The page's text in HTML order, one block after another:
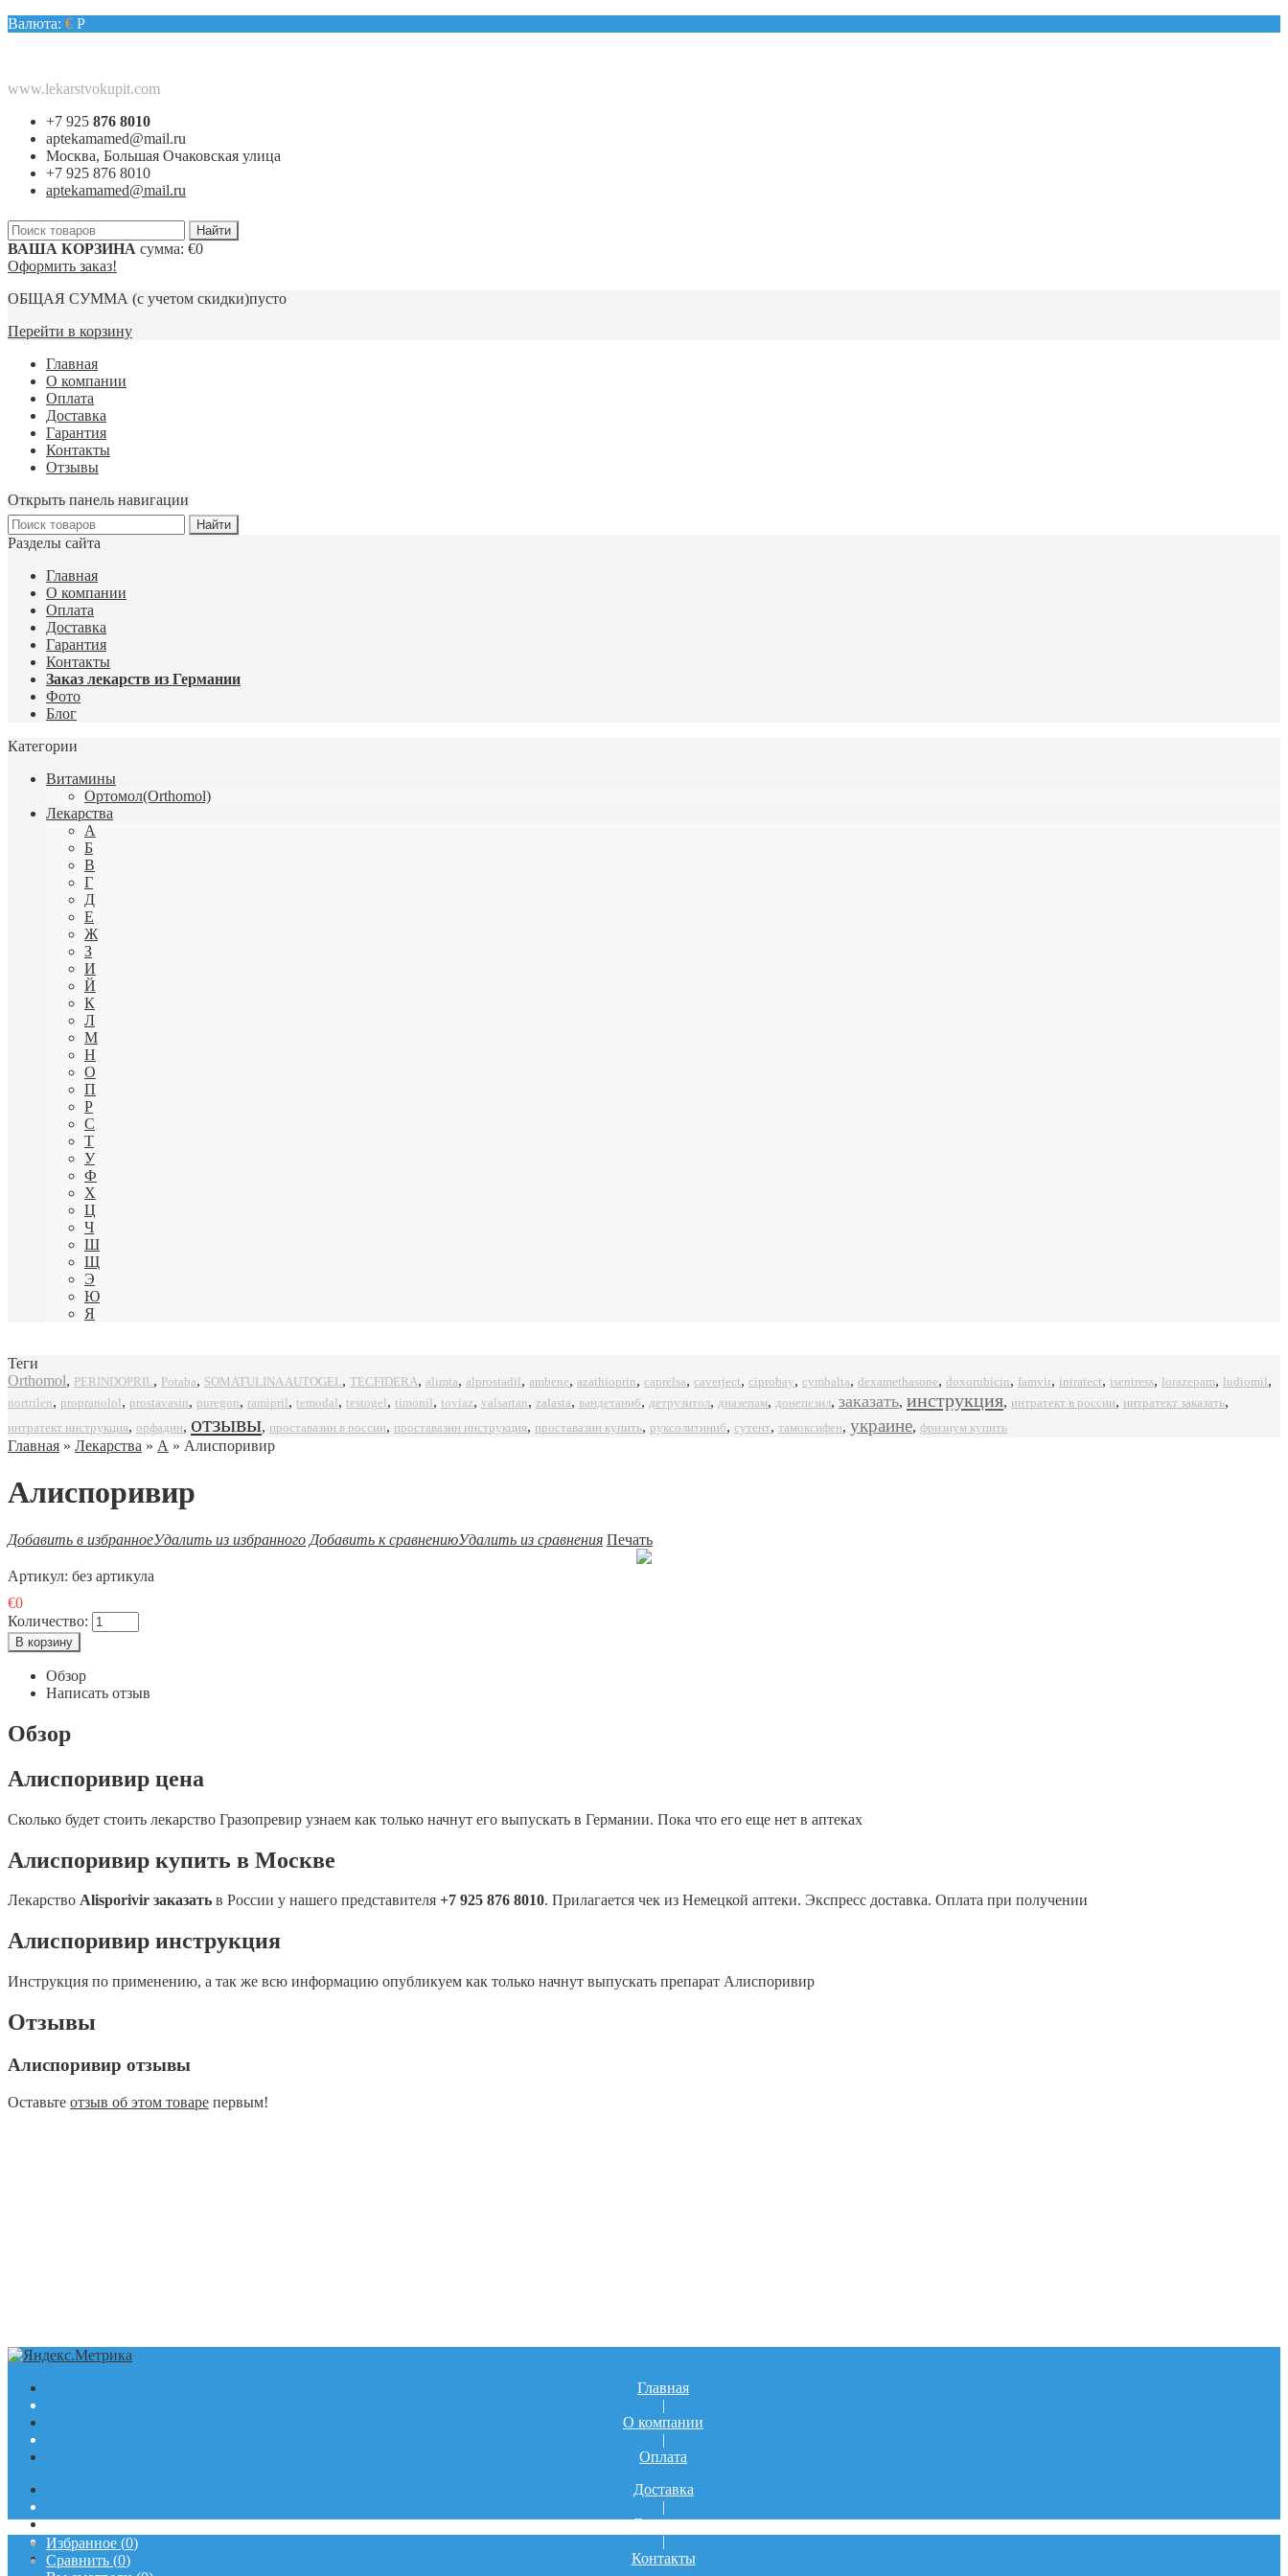
Валюта: € Р
www.lekarstvokupit.com
+7 925 876 8010
aptekamamed@mail.ru
Москва, Большая Очаковская улица
+7 925 876 8010
aptekamamed@mail.ru
ВАША КОРЗИНА сумма: €0
Оформить заказ!
ОБЩАЯ СУММА (с учетом скидки)пусто
Перейти в корзину
Главная
О компании
Оплата
Доставка
Гарантия
Контакты
Отзывы
Открыть панель навигации
Разделы сайта
Главная
О компании
Оплата
Доставка
Гарантия
Контакты
Заказ лекарств из Германии
Фото
Блог
Категории
Витамины
Ортомол(Orthomol)
Лекарства
А
Б
В
Г
Д
Е
Ж
З
И
Й
К
Л
М
Н
О
П
Р
С
Т
У
Ф
Х
Ц
Ч
Ш
Щ
Э
Ю
Я
Теги
Orthomol, PERINDOPRIL, Potaba, SOMATULINA AUTOGEL, TECFIDERA, alimta, alprostadil, ambene, azathioprin, caprelsa, caverject, ciprobay, cymbalta, dexamethasone, doxorubicin, famvir, intratect, isentress, lorazepam, ludiomil,
nortrilen, propranolol, prostavasin, puregon, ramipril, temodal , testogel , timonil, toviaz, valsartan, zalasta, вандетаниб, детрузитол, диазепам, донепезил, заказать, инструкция, интратект в россии, интратект заказать,
интратект инструкция, орфадин, отзывы, проставазин в россии, проставазин инструкция, проставазин купить, руксолитиниб, сутент, тамоксифен, украине, фризиум купить
Главная » Лекарства » А » Алиспоривир
Алиспоривир
Добавить в избранноеУдалить из избранного Добавить к сравнениюУдалить из сравнения Печать
Артикул: без артикула
€0
Количество:
Обзор
Написать отзыв
Обзор
Алиспоривир цена
Сколько будет стоить лекарство Гразопревир узнаем как только начнут его выпускать в Германии. Пока что его еще нет в аптеках
Алиспоривир купить в Москве
Лекарство Alisporivir заказать в России у нашего представителя +7 925 876 8010. Прилагается чек из Немецкой аптеки. Экспресс доставка. Оплата при получении
Алиспоривир инструкция
Инструкция по применению, а так же всю информацию опубликуем как только начнут выпускать препарат Алиспоривир
Отзывы
Алиспоривир отзывы
Оставьте отзыв об этом товаре первым!
Главная
|
О компании
|
Оплата
Доставка
|
Гарантия
|
Контакты
Избранное (0)
Сравнить (0)